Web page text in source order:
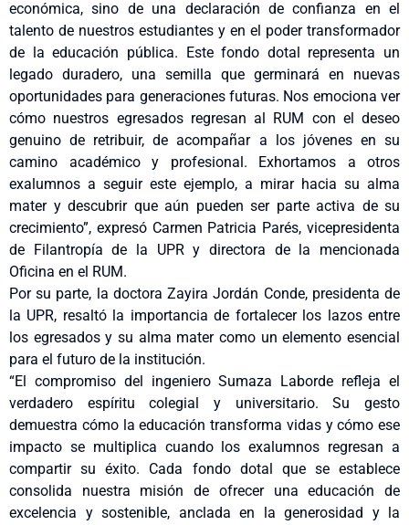
económica, sino de una declaración de confianza en el
talento de nuestros estudiantes y en el poder transformador
de la educación pública. Este fondo dotal representa un
legado duradero, una semilla que germinará en nuevas
oportunidades para generaciones futuras. Nos emociona ver
cómo nuestros egresados regresan al RUM con el deseo
genuino de retribuir, de acompañar a los jóvenes en su
camino académico y profesional. Exhortamos a otros
exalumnos a seguir este ejemplo, a mirar hacia su alma
mater y descubrir que aún pueden ser parte activa de su
crecimiento”, expresó Carmen Patricia Parés, vicepresidenta
de Filantropía de la UPR y directora de la mencionada
Oficina en el RUM.
Por su parte, la doctora Zayira Jordán Conde, presidenta de
la UPR, resaltó la importancia de fortalecer los lazos entre
los egresados y su alma mater como un elemento esencial
para el futuro de la institución.
“El compromiso del ingeniero Sumaza Laborde refleja el
verdadero espíritu colegial y universitario. Su gesto
demuestra cómo la educación transforma vidas y cómo ese
impacto se multiplica cuando los exalumnos regresan a
compartir su éxito. Cada fondo dotal que se establece
consolida nuestra misión de ofrecer una educación de
excelencia y sostenible, anclada en la generosidad y la